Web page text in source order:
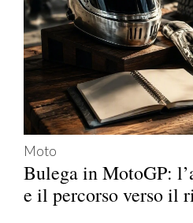
Moto
Bulega in MotoGP:
e il percorso verso il